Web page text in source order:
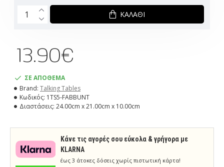
ΣΕ ΑΠΟΘΕΜΑ
Brand: Talking Tables
Κωδικός: 1TS5-FABBUNT
Διαστάσεις: 24.00cm x 21.00cm x 10.00cm
13.90€
ΚΑΛΆΘΙ
Κάνε τις αγορές σου εύκολα & γρήγορα με
KLARNA
έως 3 άτοκες δόσεις χωρίς πιστωτική κάρτα!